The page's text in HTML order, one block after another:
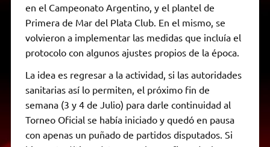
en el Campeonato Argentino, y el plantel de
Primera de Mar del Plata Club. En el mismo, se
volvieron a implementar las medidas que incluía el
protocolo con algunos ajustes propios de la época.
La idea es regresar a la actividad, si las autoridades
sanitarias así lo permiten, el próximo fin de
semana (3 y 4 de Julio) para darle continuidad al
Torneo Oficial se había iniciado y quedó en pausa
con apenas un puñado de partidos disputados. Si